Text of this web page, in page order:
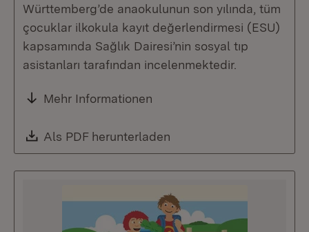
Württemberg’de anaokulunun son yılında, tüm
çocuklar ilkokula kayıt değerlendirmesi (ESU)
kapsamında Sağlık Dairesi’nin sosyal tıp
asistanları tarafından incelenmektedir.
Mehr Informationen
Download:
Als PDF herunterladen